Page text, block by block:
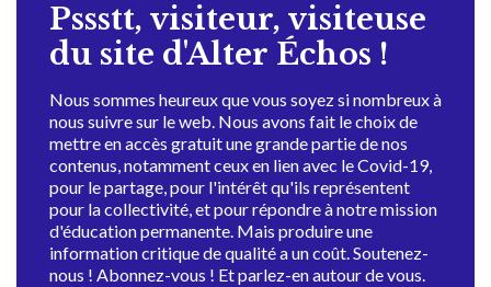
Pssstt, visiteur, visiteuse
du site d'Alter Échos !
Nous sommes heureux que vous soyez si nombreux à
nous suivre sur le web. Nous avons fait le choix de
mettre en accès gratuit une grande partie de nos
contenus, notamment ceux en lien avec le Covid-19,
pour le partage, pour l'intérêt qu'ils représentent
pour la collectivité, et pour répondre à notre mission
d'éducation permanente. Mais produire une
information critique de qualité a un coût. Soutenez-
nous ! Abonnez-vous ! Et parlez-en autour de vous.